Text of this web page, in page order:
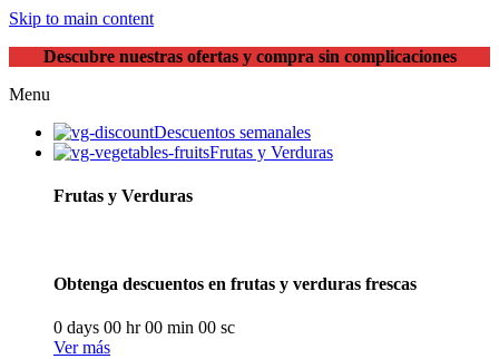
Skip to main content
Descubre nuestras ofertas y compra sin complicaciones
Menu
Descuentos semanales
Frutas y Verduras
Frutas y Verduras
Obtenga descuentos en frutas y verduras frescas
0 days 00 hr00 min 00 sc
Ver más